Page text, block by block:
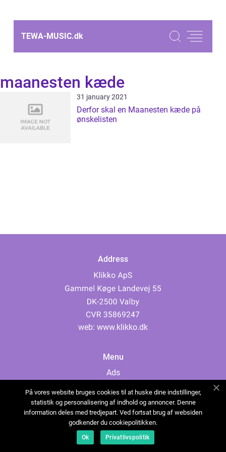
TEWA-MUSIC.dk
maanesten kæde
31 january 2021
Derfor skal en Maanesten kæde på
ønskelisten
Address
web: www.klikko.dk
Menu
Ads
Cookies
Contact
Sitemap
På vores website bruges cookies til at huske dine indstillinger,
statistik og personalisering af indhold og annoncer. Denne
information deles med tredjepart. Ved fortsat brug af websiden
godkender du cookiepolitikken.
Ok Privatlivspolitik